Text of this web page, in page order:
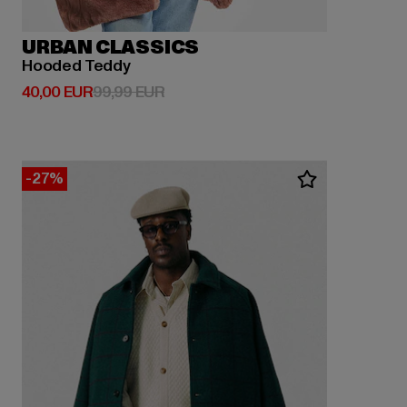
URBAN CLASSICS
Hooded Teddy
40,00 EUR
Derzeitiger Preis: 40,00 EUR
99,99 EURAktionspreis: 99,99 EUR
-27%